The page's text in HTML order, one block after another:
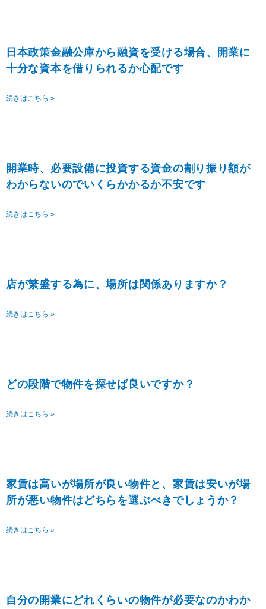
日本政策金融公庫から融資を受ける場合、開業に
十分な資本を借りられるか心配です
続きはこちら »
開業時、必要設備に投資する資金の割り振り額が
わからないのでいくらかかるか不安です
続きはこちら »
店が繁盛する為に、場所は関係ありますか？
続きはこちら »
どの段階で物件を探せば良いですか？
続きはこちら »
家賃は高いが場所が良い物件と、家賃は安いが場
所が悪い物件はどちらを選ぶべきでしょうか？
続きはこちら »
自分の開業にどれくらいの物件が必要なのかわか